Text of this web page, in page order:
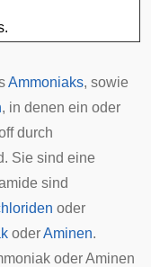
Ammoniaks, sowie
, in denen ein oder
durch
Sie sind eine
sind
oder
oderAminen.
oder Aminen